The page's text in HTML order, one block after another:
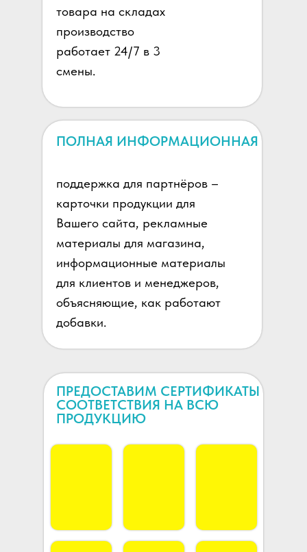
товара на складах
производство
работает 24/7 в 3
смены.
ПОЛНАЯ ИНФОРМАЦИОННАЯ
поддержка для партнёров –
карточки продукции для
Вашего сайта, рекламные
материалы для магазина,
информационные материалы
для клиентов и менеджеров,
объясняющие, как работают
добавки.
ПРЕДОСТАВИМ СЕРТИФИКАТЫ
СООТВЕТСТВИЯ НА ВСЮ
ПРОДУКЦИЮ